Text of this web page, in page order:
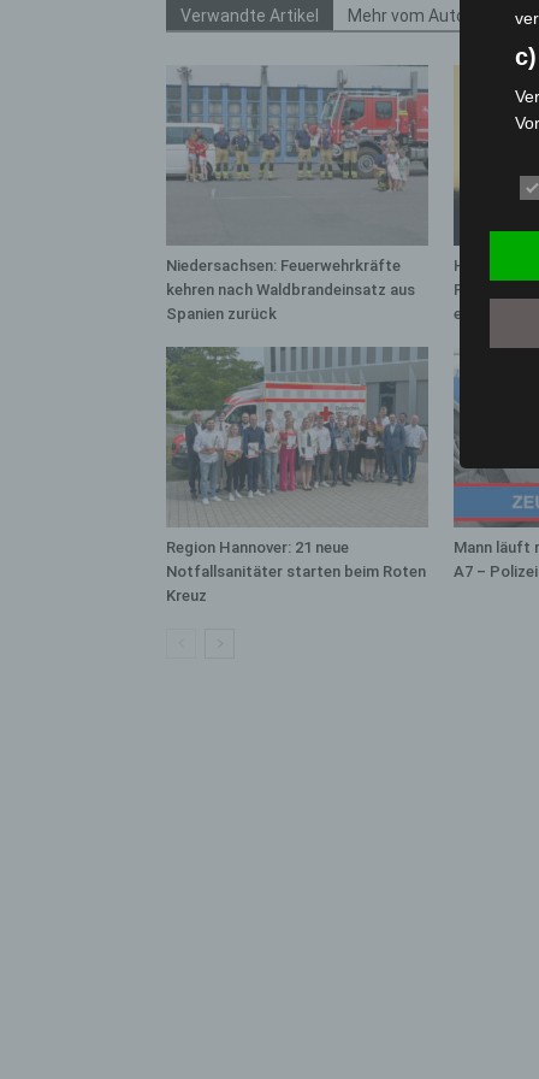
Verwandte Artikel Mehr vom Autor
Niedersachsen: Feuerwehrkräfte
kehren nach Waldbrandeinsatz aus
Spanien zurück
Hannover:
Population
entdeckt
Region Hannover: 21 neue
Notfallsanitäter starten beim Roten
Kreuz
Mann läuft
A7 –